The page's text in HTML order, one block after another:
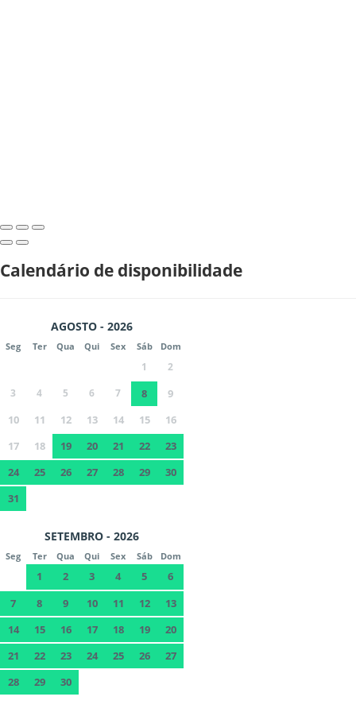
Calendário de disponibilidade
AGOSTO - 2026
Seg Ter Qua Qui Sex Sáb Dom
1
2
3
4 5 6 7 8
9
10
11 12 13 14 15
16
17
18 19 20 21 22
23
24
25 26 27 28 29
30
31
SETEMBRO - 2026
Seg Ter Qua Qui Sex Sáb Dom
1 2 3 4 5
6
7
8 9 10 11 12
13
14
15 16 17 18 19
20
21
22 23 24 25 26
27
28
29 30